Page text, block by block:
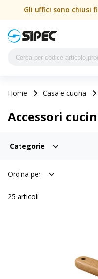
Gli uffici sono chiusi
Home Casa e cucina
Accessori
Categorie
Ordina per
25 articoli